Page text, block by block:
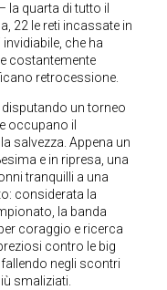
la quarta di tutto il
22 le reti incassate in
che ha
costantemente
retrocessione.
un torneo
occupano il
salvezza. Appena un
e in ripresa, una
tranquilli a una
considerata la
la banda
coraggio e ricerca
contro le big
negli scontri
smaliziati.